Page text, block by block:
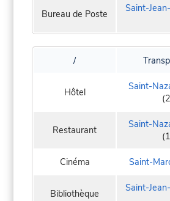
Bureau de Poste Saint-
/
Hôtel
Saint-
Restaurant
Saint-
Cinéma Saint-
Bibliothèque Saint-